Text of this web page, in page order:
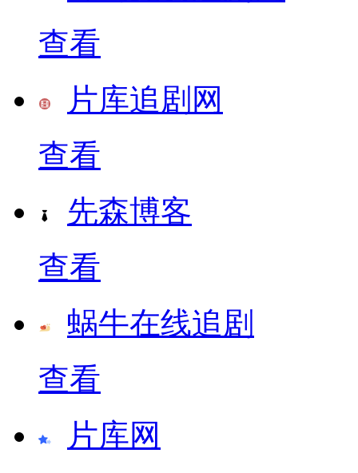
查看
片库追剧网
查看
先森博客
查看
蜗牛在线追剧
查看
片库网